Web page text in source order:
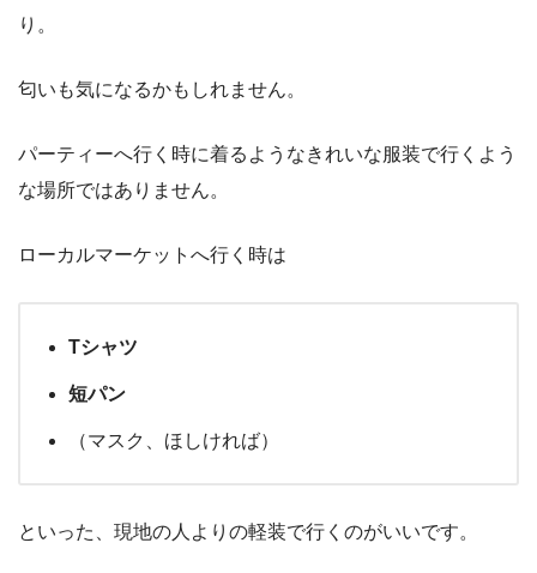
り。
匂いも気になるかもしれません。
パーティーへ行く時に着るようなきれいな服装で行くよう
な場所ではありません。
ローカルマーケットへ行く時は
Tシャツ
短パン
（マスク、ほしければ）
といった、現地の人よりの軽装で行くのがいいです。